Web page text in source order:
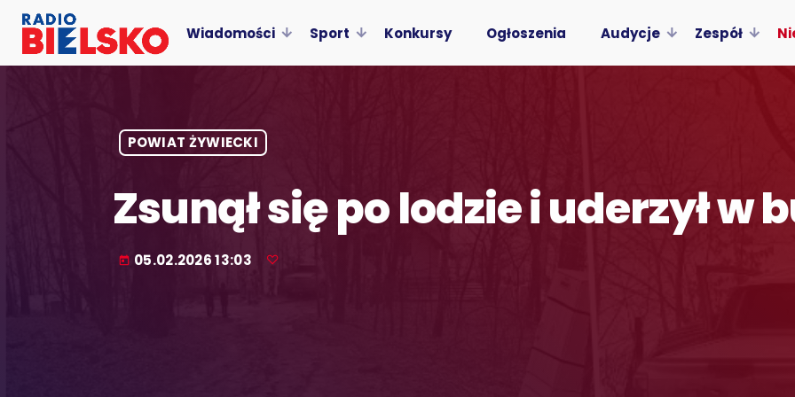
Wiadomości Sport Konkursy Ogłoszenia Audycje Zespół
POWIAT ŻYWIECKI
Zsunął się po lodzie i uderzył w
today 05.02.2026 13:03